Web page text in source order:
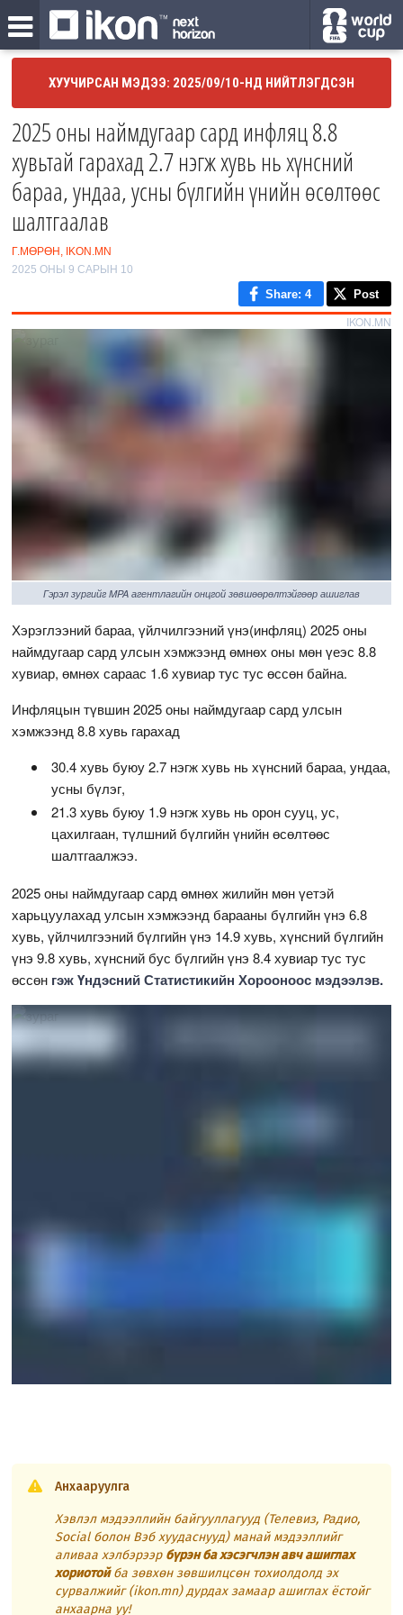
ХУУЧИРСАН МЭДЭЭ: 2025/09/10-НД НИЙТЛЭГДСЭН
2025 оны наймдугаар сард инфляц 8.8
хувьтай гарахад 2.7 нэгж хувь нь хүнсний
бараа, ундаа, усны бүлгийн үнийн өсөлтөөс
шалтгаалав
Г.МӨРӨН, IKON.MN
2025 ОНЫ 9 САРЫН 10
Share: 4 Post
IKON.MN
Гэрэл зургийг MPA агентлагийн онцгой зөвшөөрөлтэйгөөр ашиглав
Хэрэглээний бараа, үйлчилгээний үнэ(инфляц) 2025 оны
наймдугаар сард улсын хэмжээнд өмнөх оны мөн үеэс 8.8
хувиар, өмнөх сараас 1.6 хувиар тус тус өссөн байна.
Инфляцын түвшин 2025 оны наймдугаар сард улсын
хэмжээнд 8.8 хувь гарахад
30.4 хувь буюу 2.7 нэгж хувь нь хүнсний бараа, ундаа,
усны бүлэг,
21.3 хувь буюу 1.9 нэгж хувь нь орон сууц, ус,
цахилгаан, түлшний бүлгийн үнийн өсөлтөөс
шалтгаалжээ.
2025 оны наймдугаар сард өмнөх жилийн мөн үетэй
харьцуулахад улсын хэмжээнд барааны бүлгийн үнэ 6.8
хувь, үйлчилгээний бүлгийн үнэ 14.9 хувь, хүнсний бүлгийн
үнэ 9.8 хувь, хүнсний бус бүлгийн үнэ 8.4 хувиар тус тус
өссөн гэж Үндэсний Статистикийн Хорооноос мэдээлэв.
Анхааруулга
Хэвлэл мэдээллийн байгууллагууд (Телевиз, Радио,
Social болон Вэб хуудаснууд) манай мэдээллийг
аливаа хэлбэрээр бүрэн ба хэсэгчлэн авч ашиглах
хориотойба зөвхөн зөвшилцсөн тохиолдолд эх
сурвалжийг (ikon.mn) дурдах замаар ашиглах ёстойг
анхаарна уу!